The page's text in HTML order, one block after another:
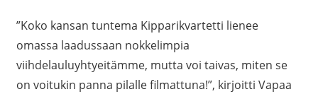
”Koko kansan tuntema Kipparikvartetti lienee
omassa laadussaan nokkelimpia
viihdelauluyhtyeitämme, mutta voi taivas, miten se
on voitukin panna pilalle filmattuna!”, kirjoitti Vapaa